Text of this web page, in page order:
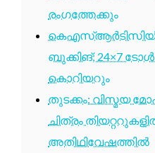
രംഗത്തേക്കും
ബുക്കിങ്; 24×7
കൊറിയറും
തുടക്കം: വിസ്മയ
ചിത്രം
അതിഥിവേഷത്തിൽ